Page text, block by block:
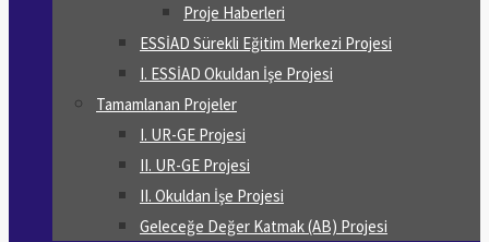
Proje Haberleri
ESSİAD Sürekli Eğitim Merkezi Projesi
I. ESSİAD Okuldan İşe Projesi
Tamamlanan Projeler
I. UR-GE Projesi
II. UR-GE Projesi
II. Okuldan İşe Projesi
Geleceğe Değer Katmak (AB) Projesi